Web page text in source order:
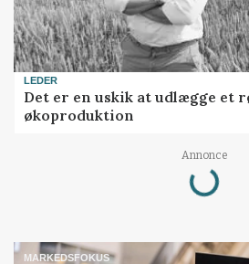
LEDER
Det er en uskik at udlægge et
økoproduktion
Annonce
Loading...
MARKEDSFOKUS